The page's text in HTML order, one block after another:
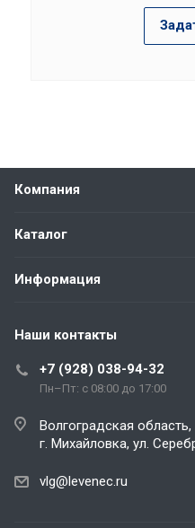
Компания
Каталог
Информация
Наши контакты
+7 (928) 038-94-32
Пн–Пт: с 08:00 до 17:00
Волгоградская область,
г. Михайловка, ул.
vlg@levenec.ru